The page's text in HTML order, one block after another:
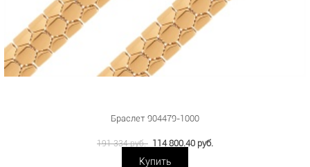
Браслет 904479-1000
191 334 руб. 114 800.40 руб.
Купить